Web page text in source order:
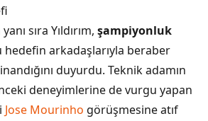
sıra Yıldırım, şampiyonluk
hedefin arkadaşlarıyla beraber
duyurdu. Teknik adamın
deneyimlerine de vurgu yapan
Jose Mourinho görüşmesine atıf